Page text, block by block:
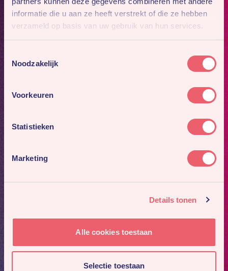
informatie die u aan ze heeft verstrekt of die ze hebben
verzameld op basis van uw gebruik van hun services.
Noodzakelijk
Voorkeuren
Statistieken
Marketing
Details tonen
Alle cookies toestaan
Selectie toestaan